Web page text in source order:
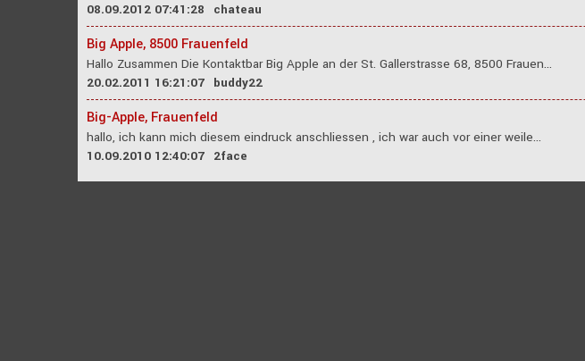
08.09.2012 07:41:28
chateau
Big Apple, 8500 Frauenfeld
Hallo Zusammen Die Kontaktbar Big Apple an der St. Gallerstrasse 68, 8500 Frauen...
20.02.2011 16:21:07 buddy22
Big-Apple, Frauenfeld
hallo, ich kann mich diesem eindruck anschliessen , ich war auch vor einer weile...
10.09.2010 12:40:07 2face